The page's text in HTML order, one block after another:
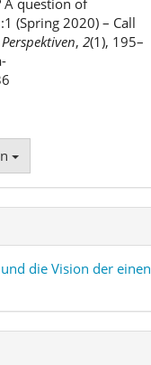
A question of
(Spring 2020) – Call
,2(1), 195–
die Vision der einen